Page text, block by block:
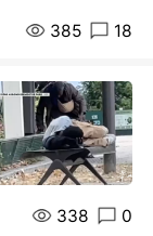
385 18
338 0